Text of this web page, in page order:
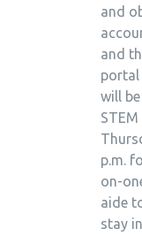
and
and
portal
will
p.m.
on-
aide
stay